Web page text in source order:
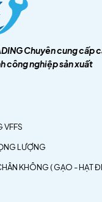
Chuyên cung cấp
công nghiệp sản xuất
VFFS
LƯỢNG
KHÔNG ( GẠO - HẠT